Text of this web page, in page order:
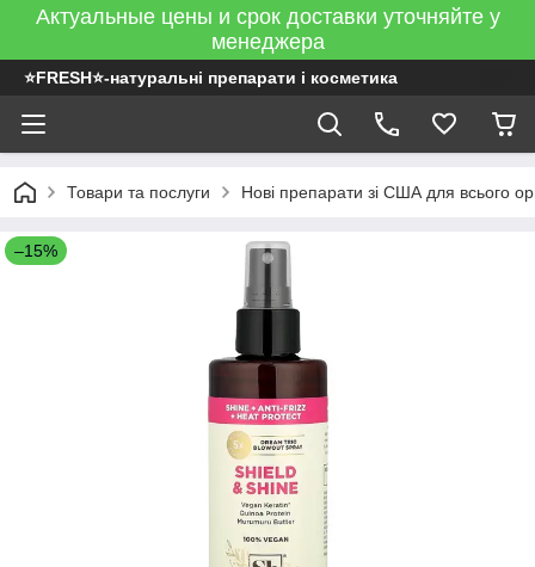
Актуальные цены и срок доставки уточняйте у
менеджера
⭐FRESH⭐-натуральні препарати і косметика
Товари та послуги Нові препарати зі США для всього
–15%